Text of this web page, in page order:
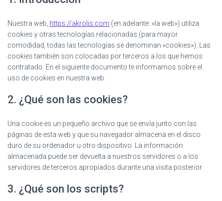
Nuestra web, https://akrolis.com (en adelante: «la web») utiliza
cookies y otras tecnologías relacionadas (para mayor
comodidad, todas las tecnologías se denominan «cookies»). Las
cookies también son colocadas por terceros a los que hemos
contratado. En el siguiente documento te informamos sobre el
uso de cookies en nuestra web.
2. ¿Qué son las cookies?
Una cookie es un pequeño archivo que se envía junto con las
páginas de esta web y que su navegador almacena en el disco
duro de su ordenador u otro dispositivo. La información
almacenada puede ser devuelta a nuestros servidores o a los
servidores de terceros apropiados durante una visita posterior.
3. ¿Qué son los scripts?